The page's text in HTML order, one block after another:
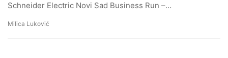
Schneider Electric Novi Sad Business Run –…
Milica Luković